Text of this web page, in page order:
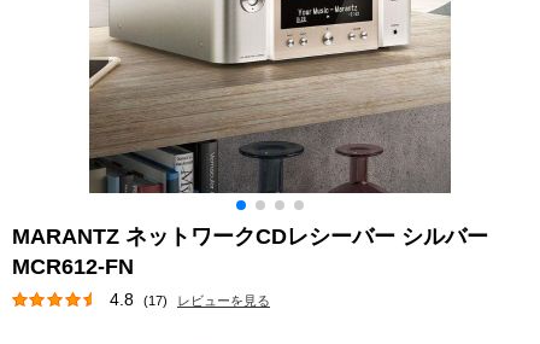
MARANTZ ネットワークCDレシーバー シルバー
MCR612-FN
4.8 (17) レビューを見る